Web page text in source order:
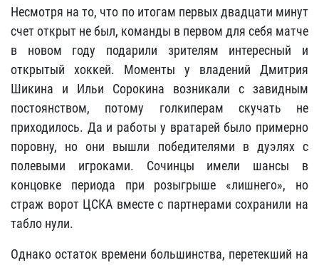
Несмотря на то, что по итогам первых двадцати минут
счет открыт не был, команды в первом для себя матче
в новом году подарили зрителям интересный и
открытый хоккей. Моменты у владений Дмитрия
Шикина и Ильи Сорокина возникали с завидным
постоянством, потому голкиперам скучать не
приходилось. Да и работы у вратарей было примерно
поровну, но они вышли победителями в дуэлях с
полевыми игроками. Сочинцы имели шансы в
концовке периода при розыгрыше «лишнего», но
страж ворот ЦСКА вместе с партнерами сохранили на
табло нули.
Однако остаток времени большинства, перетекший на